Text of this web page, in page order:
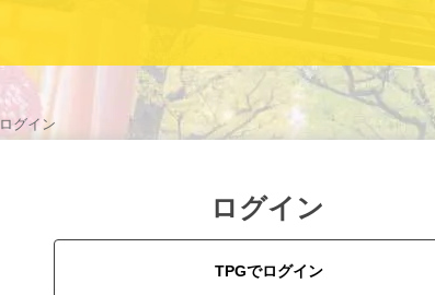
ログイン
ログイン
TPGでログイン